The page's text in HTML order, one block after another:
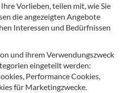
Vorlieben, teilen mit, wie Sie
die angezeigten Angebote
Interessen und Bedürfnissen
und ihrem Verwendungszweck
eingeteilt werden:
Performance Cookies,
für Marketingzwecke.